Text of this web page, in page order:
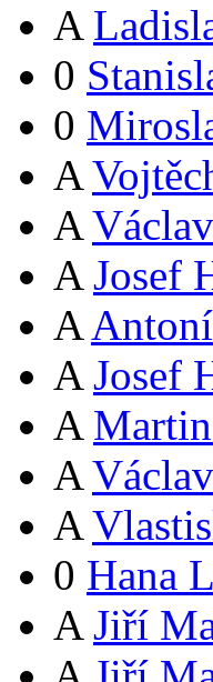
A
0
0
A
A
A Josef
A
A Josef
A
A
A
0 Hana
A Jiří